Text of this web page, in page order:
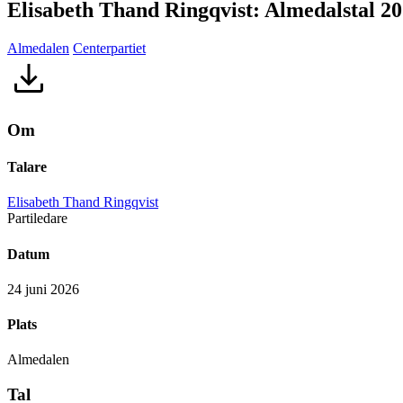
Elisabeth Thand Ringqvist: Almedalstal
Almedalen Centerpartiet
Om
Talare
Elisabeth Thand Ringqvist
Partiledare
Datum
24 juni 2026
Plats
Almedalen
Tal